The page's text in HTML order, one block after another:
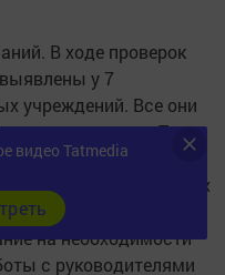
В ходе проверок
у 7
учреждений. Все они
При
в 2025 году в
о возможных
прокурора Ленар
на необходимости
с руководителями
видео Tatmedia